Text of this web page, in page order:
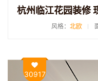
杭州临江花园装修
风格： 北欧
30917